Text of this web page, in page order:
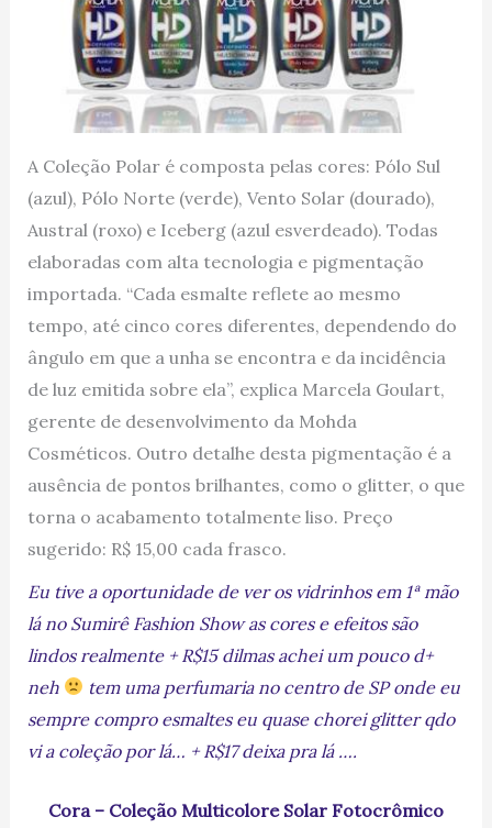
A Coleção Polar é composta pelas cores: Pólo Sul
(azul), Pólo Norte (verde), Vento Solar (dourado),
Austral (roxo) e Iceberg (azul esverdeado). Todas
elaboradas com alta tecnologia e pigmentação
importada. “Cada esmalte reflete ao mesmo
tempo, até cinco cores diferentes, dependendo do
ângulo em que a unha se encontra e da incidência
de luz emitida sobre ela”, explica Marcela Goulart,
gerente de desenvolvimento da Mohda
Cosméticos. Outro detalhe desta pigmentação é a
ausência de pontos brilhantes, como o glitter, o que
torna o acabamento totalmente liso. Preço
sugerido: R$ 15,00 cada frasco.
Eu tive a oportunidade de ver os vidrinhos em 1ª mão
lá no Sumirê Fashion Show as cores e efeitos são
lindos realmente + R$15 dilmas achei um pouco d+
neh
tem uma perfumaria no centro de SP onde eu
sempre compro esmaltes eu quase chorei glitter qdo
vi a coleção por lá… + R$17 deixa pra lá ….
Cora – Coleção Multicolore Solar Fotocrômico